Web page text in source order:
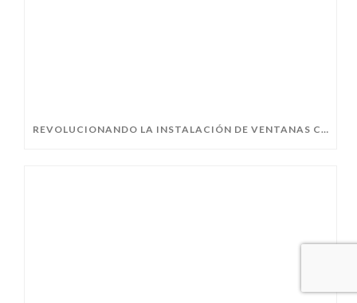
REVOLUCIONANDO LA INSTALACIÓN DE VENTANAS CON EL PREMARCO FIN-FIX